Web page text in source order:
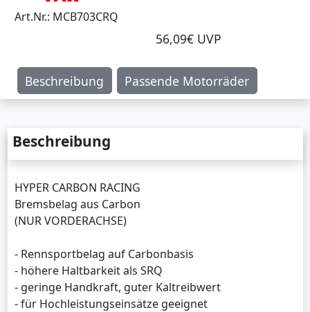
Art.Nr.: MCB703CRQ
56,09€ UVP
Beschreibung Passende Motorräder
Beschreibung
HYPER CARBON RACING
Bremsbelag aus Carbon
(NUR VORDERACHSE)
- Rennsportbelag auf Carbonbasis
- höhere Haltbarkeit als SRQ
- geringe Handkraft, guter Kaltreibwert
- für Hochleistungseinsätze geeignet